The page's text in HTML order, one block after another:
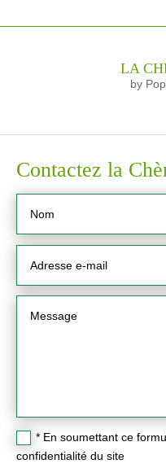
LA
by
Contactez la
* En soumettant ce
confidentialité du site